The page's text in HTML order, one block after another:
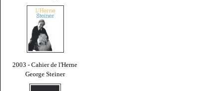
2003 - Cahier de l'Herne
George Steiner